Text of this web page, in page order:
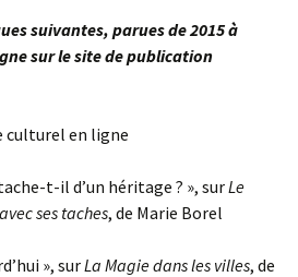
suivantes, parues de 2015 à
sur le site de publication
culturel en ligne
t-il d’un héritage ? », surLe
ses taches, de Marie Borel
», surLa Magie dans les villes, de